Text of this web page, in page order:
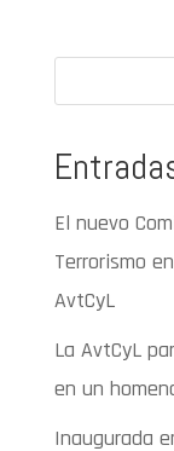
El nuevo
Terrorismo
AvtCyL
La AvtCyL
en un
Inaugurada